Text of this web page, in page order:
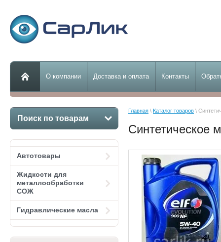
О компании Доставка и оплата Контакты
Поиск по товарам
Автотовары
Жидкости для
металлообработки
СОЖ
Гидравлические масла
Главная \ Каталог товаров \
Синтетическое